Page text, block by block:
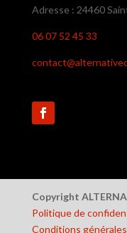
Adresse : 24460
06 07 52 45 33
Copyright
Politique de
Conditions